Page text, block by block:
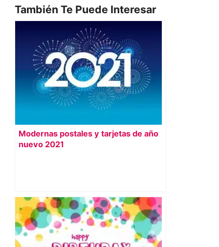
También Te Puede Interesar
Modernas postales y tarjetas de año
nuevo 2021